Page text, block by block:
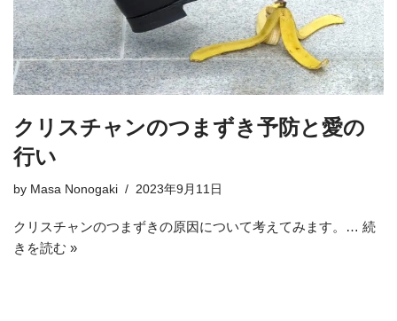
クリスチャンのつまずき予防と愛の
行い
by Masa Nonogaki 2023年9月11日
クリスチャンのつまずきの原因について考えてみます。… 続
きを読む »